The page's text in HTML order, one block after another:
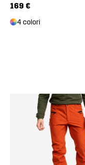
169 €
4 colori